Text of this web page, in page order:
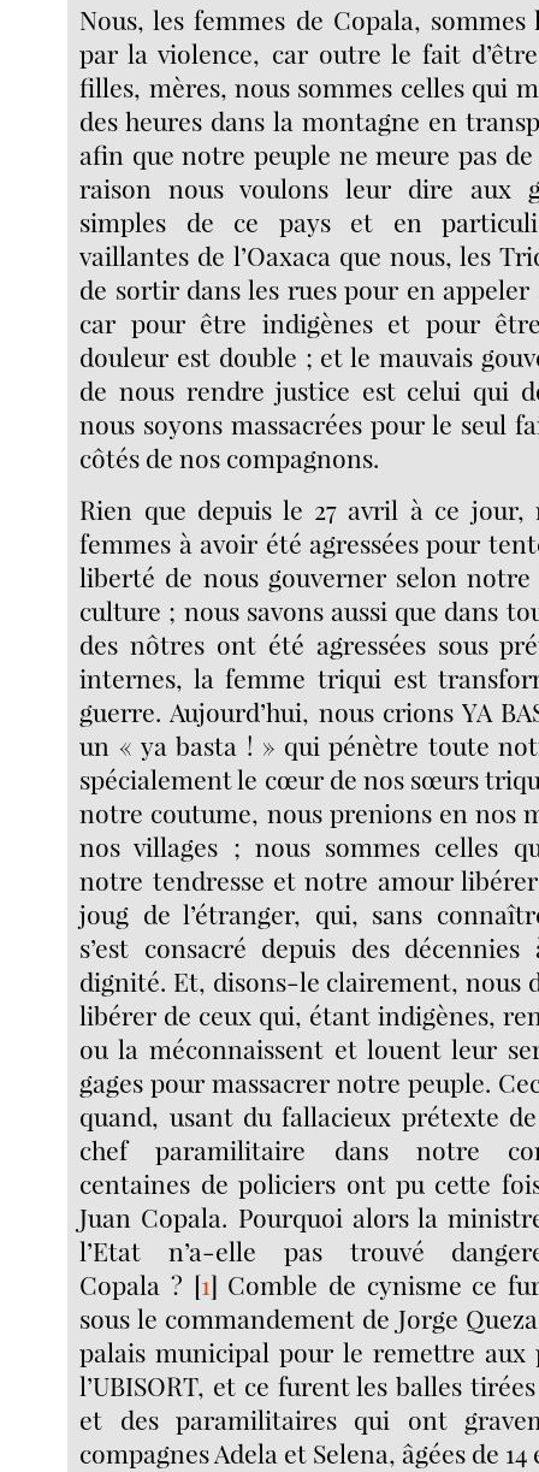
Nous, les femmes de Copala, sommes
par la violence, car outre le fait
filles, mères, nous sommes celles qui
des heures dans la montagne en
afin que notre peuple ne meure pas
raison nous voulons leur dire aux
simples de ce pays et en
vaillantes de l’Oaxaca que nous, les
de sortir dans les rues pour en
car pour être indigènes et pour
douleur est double ; et le mauvais
de nous rendre justice est celui qui
nous soyons massacrées pour le seul
côtés de nos compagnons.
Rien que depuis le 27 avril à ce jour,
femmes à avoir été agressées pour
liberté de nous gouverner selon
culture ; nous savons aussi que dans
des nôtres ont été agressées sous
internes, la femme triqui est
guerre. Aujourd’hui, nous crions YA
un « ya basta ! » qui pénètre toute
spécialement le cœur de nos sœurs
notre coutume, nous prenions en nos
nos villages ; nous sommes celles
notre tendresse et notre amour
joug de l’étranger, qui, sans
s’est consacré depuis des
dignité. Et, disons-le clairement, nous
libérer de ceux qui, étant indigènes,
ou la méconnaissent et louent leur
gages pour massacrer notre peuple.
quand, usant du fallacieux prétexte de
chef paramilitaire dans notre
centaines de policiers ont pu cette
Juan Copala. Pourquoi alors la
l’Etat n’a-elle pas trouvé
Copala ? [1] Comble de cynisme ce
sous le commandement de Jorge
palais municipal pour le remettre aux
l’UBISORT, et ce furent les balles
et des paramilitaires qui ont
compagnes Adela et Selena, âgées de 14